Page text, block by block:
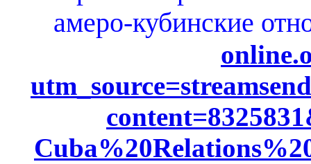
амеро-кубинские